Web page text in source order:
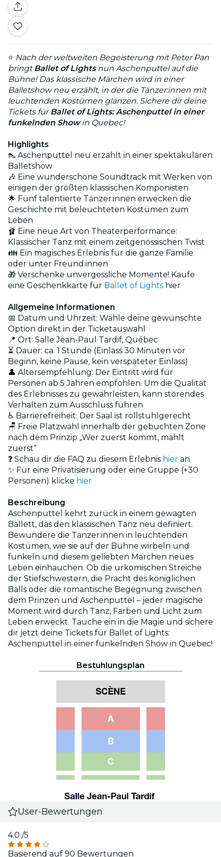
⭐ Nach der weltweiten Begeisterung mit Peter Pan
bringtBallet of Lightsnun Aschenputtel auf die
Bühne! Das klassische Märchen wird in einer
Balletshow neu erzählt, in der die Tänzer:innen mit
leuchtenden Kostümen glänzen. Sichere dir deine
Tickets fürBallet of Lights: Aschenputtel in einer
funkelnden Showin Quebec!
Highlights
👠 Aschenputtel neu erzählt in einer spektakulären
Balletshow
🎶 Eine wunderschöne Soundtrack mit Werken von
einigen der größten klassischen Komponisten
🌟 Fünf talentierte Tänzer:innen erwecken die
Geschichte mit beleuchteten Kostümen zum
Leben
🩰 Eine neue Art von Theaterperformance:
Klassischer Tanz mit einem zeitgenössischen Twist
👪 Ein magisches Erlebnis für die ganze Familie
oder unter Freund:innen
🎁 Verschenke unvergessliche Momente! Kaufe
eine Geschenkkarte für Ballet of Lights hier
Allgemeine Informationen
📅 Datum und Uhrzeit: Wähle deine gewünschte
Option direkt in der Ticketauswahl
📍 Ort: Salle Jean-Paul Tardif, Québec
⏳ Dauer: ca. 1 Stunde (Einlass 30 Minuten vor
Beginn, keine Pause, kein verspäteter Einlass)
👤 Altersempfehlung: Der Eintritt wird für
Personen ab 5 Jahren empfohlen. Um die Qualität
des Erlebnisses zu gewährleisten, kann störendes
Verhalten zum Ausschluss führen
♿ Barrierefreiheit: Der Saal ist rollstuhlgerecht
🪑 Freie Platzwahl innerhalb der gebuchten Zone
nach dem Prinzip „Wer zuerst kommt, mahlt
zuerst“
❓ Schau dir die FAQ zu diesem Erlebnis hier an
✨ Für eine Privatisierung oder eine Gruppe (+30
Personen) klicke hier
Beschreibung
Aschenputtel kehrt zurück in einem gewagten
Ballett, das den klassischen Tanz neu definiert.
Bewundere die Tänzer:innen in leuchtenden
Kostümen, wie sie auf der Bühne wirbeln und
funkeln und diesem geliebten Märchen neues
Leben einhauchen. Ob die urkomischen Streiche
der Stiefschwestern, die Pracht des königlichen
Balls oder die romantische Begegnung zwischen
dem Prinzen und Aschenputtel – jeder magische
Moment wird durch Tanz, Farben und Licht zum
Leben erweckt. Tauche ein in die Magie und sichere
dir jetzt deine Tickets für Ballet of Lights:
Aschenputtel in einer funkelnden Show in Quebec!
Bestuhlungsplan
User-Bewertungen
4.0 /5
Basierend auf 90 Bewertungen